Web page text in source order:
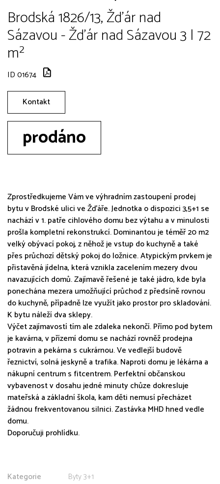
Brodská 1826/13, Žďár nad
Sázavou - Žďár nad Sázavou 3 | 72
m²
ID 01674
Kontakt
prodáno
Zprostředkujeme Vám ve výhradním zastoupení prodej
bytu v Brodské ulici ve Žďáře. Jednotka o dispozici 3,5+1 se
nachází v 1. patře cihlového domu bez výtahu a v minulosti
prošla kompletní rekonstrukcí. Dominantou je téměř 20 m2
velký obývací pokoj, z něhož je vstup do kuchyně a také
přes průchozí dětský pokoj do ložnice. Atypickým prvkem je
přistavěná jídelna, která vznikla zacelením mezery dvou
navazujících domů. Zajímavě řešené je také jádro, kde byla
ponechána mezera umožňující průchod z předsíně rovnou
do kuchyně, případně lze využít jako prostor pro skladování.
K bytu náleží dva sklepy.
Výčet zajímavostí tím ale zdaleka nekončí. Přímo pod bytem
je kavárna, v přízemí domu se nachází rovněž prodejna
potravin a pekárna s cukrárnou. Ve vedlejší budově
řeznictví, solná jeskyně a trafika. Naproti domu je lékárna a
nákupní centrum s fitcentrem. Perfektní občanskou
vybavenost v dosahu jedné minuty chůze dokresluje
mateřská a základní škola, kam děti nemusí přecházet
žádnou frekventovanou silnici. Zastávka MHD hned vedle
domu.
Doporučuji prohlídku.
Kategorie
Byty 3+1